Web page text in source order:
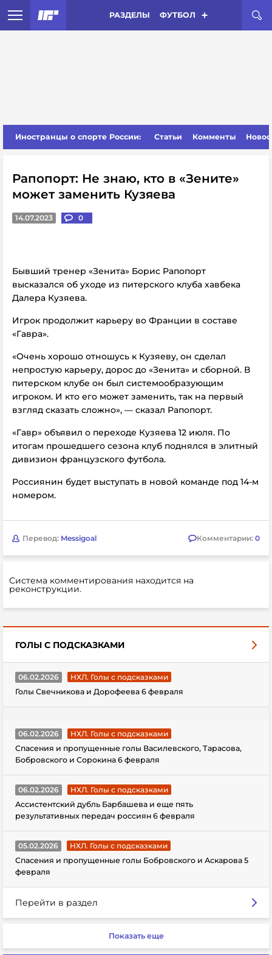
РАЗДЕЛЫ ФУТБОЛ
Иностранцы о спорте России: Статьи Комменты
Рапопорт: Не знаю, кто в «Зените»
может заменить Кузяева
14.07.2023 0
Бывший тренер «Зенита» Борис Рапопорт
высказался об уходе из питерского клуба хавбека
Далера Кузяева.
Игрок продолжит карьеру во Франции в составе
«Гавра».
«Очень хорошо отношусь к Кузяеву, он сделал
непростую карьеру, дорос до «Зенита» и сборной. В
питерском клубе он был системообразующим
игроком. И кто его может заменить, так на первый
взгляд сказать сложно», — сказал Рапопорт.
«Гавр» объявил о переходе Кузяева 12 июля. По
итогам прошедшего сезона клуб поднялся в элитный
дивизион французского футбола.
Россиянин будет выступать в новой команде под 14-м
номером.
Перевод: Messigoal Комментарии: 0
Система комментирования находится на
реконструкции.
ГОЛЫ С ПОДСКАЗКАМИ
06.02.2026
НХЛ. Голы с подсказками
Голы Свечникова и Дорофеева 6 февраля
06.02.2026
НХЛ. Голы с подсказками
Спасения и пропущенные голы Василевского, Тарасова,
Бобровского и Сорокина 6 февраля
06.02.2026
НХЛ. Голы с подсказками
Ассистентский дубль Барбашева и еще пять
результативных передач россиян 6 февраля
05.02.2026
НХЛ. Голы с подсказками
Спасения и пропущенные голы Бобровского и Аскарова 5
февраля
Перейти в раздел
Показать еще